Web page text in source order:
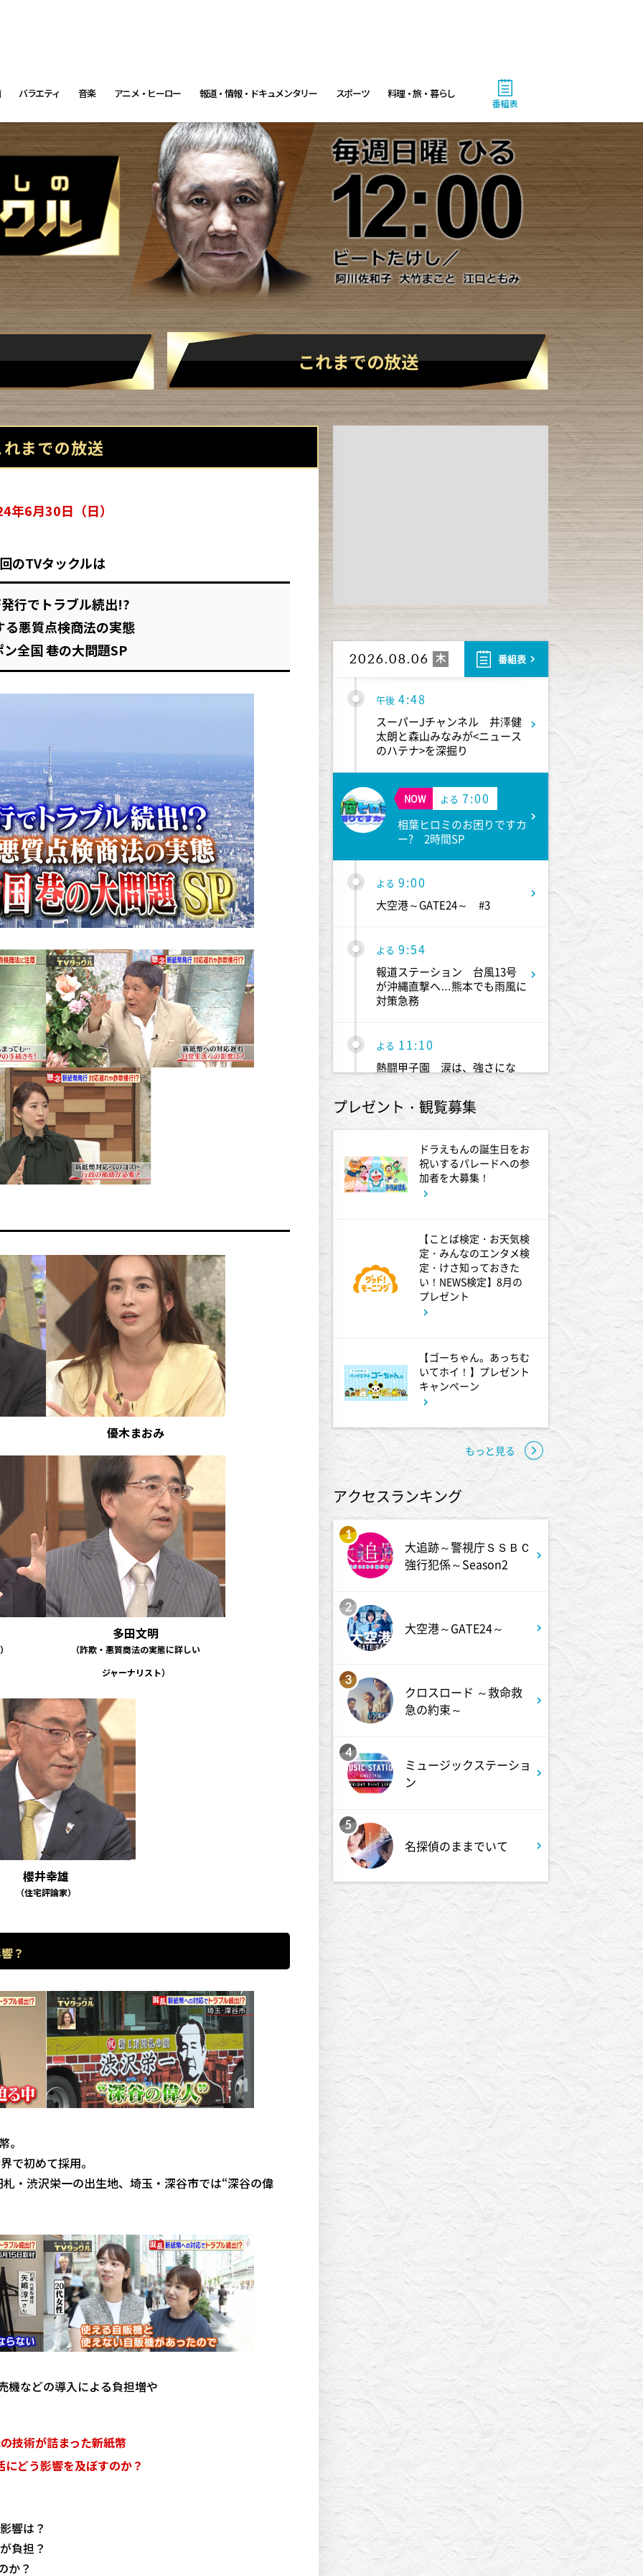
バラエティ 音楽 アニメ・ヒーロー 報道・情報・ドキュメンタリー スポーツ 料理・旅・暮らし
番組表
これまでの放送
れまでの放送
年6月30日（日）
のTVタックルは
行でトラブル続出!?
る悪質点検商法の実態
全国 巷の大問題SP
優木まおみ
多田文明
（詐欺・悪質商法の実態に詳しい
ジャーナリスト）
櫻井幸雄
（住宅評論家）
？
。
で初めて採用。
・渋沢栄一の出生地、埼玉・深谷市では“深谷の偉
機などの導入による負担増や
技術が詰まった新紙幣
にどう影響を及ぼすのか？
響は？
負担？
か？
2026.08.06 木 番組表
こそ気をつけたい腰痛!ぎっく
り腰の予防&対策
午前 10:10
じゅん散歩
午前 10:40
大下容子ワイド!スクランブル
午後 1:00
徹子の部屋 高橋文哉
午後 1:30
DAIGOも台所 ～きょうの献
立 何にする?～ 今日はハム
の日!ごちそうに変身
1:45
3:50
相棒20 #5
午後 4:48
スーパーJチャンネル 井澤健
太朗と森山みなみが<ニュース
のハテナ>を深掘り
NOW よる 7:00
相葉ヒロミのお困りですカ
ー? 2時間SP
よる 9:00
大空港～GATE24～ #3
よる 9:54
報道ステーション 台風13号
が沖縄直撃へ…熊本でも雨風に
対策急務
よる 11:10
熱闘甲子園 涙は、強さにな
よる 11:40
And One
よる 11:45
深夜 0:45
見取り図じゃん 【1人で見
て】小声の会…アノ人が退場で
深夜 1:15
あざとくて何が悪いの? 令和
最新!男女の出会いの場「相席
1:50
テレ朝サマフェスナビ
深夜
全力坂
FRUITS ZIPPERのNEW
KAWAIIってしてよ?
深夜
サクラミーツ 【強烈キャラ登
場】コロチキコント&オンリー
深夜 2:52
EBiDAN熱中!朝までBUDDiiS
深夜 3:17
ドンデコルテ銀次と弱者たちの
鍋会 傑作選
バスケW杯まであと1年 あの
歓喜をもう一度
3:45
プレゼント・観覧募集
ドラえもんの誕生日をお
祝いするパレードへの参
加者を大募集！
【ことば検定・お天気検
定・みんなのエンタメ検
定・けさ知っておきた
い！NEWS検定】8月の
プレゼント
【ゴーちゃん。あっちむ
いてホイ！】プレゼント
キャンペーン
もっと見る
アクセスランキング
1
大追跡～警視庁ＳＳＢＣ
強行犯係～Season2
2
大空港～GATE24～
3
クロスロード ～救命救
急の約束～
4
ミュージックステーショ
ン
5
名探偵のままでいて